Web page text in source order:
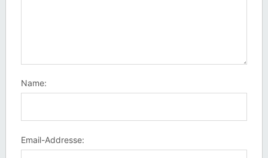
Name:
Email-Addresse: